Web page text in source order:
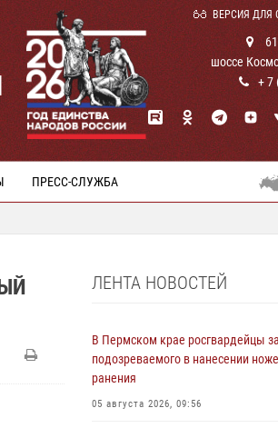
ВЕРСИЯ
шоссе
+ 7
ПРЕСС-СЛУЖБА
ЛЕНТА НОВОСТЕЙ
В Пермском крае росгвардейцы
подозреваемого в нанесении
ранения
05 августа 2026, 09:56